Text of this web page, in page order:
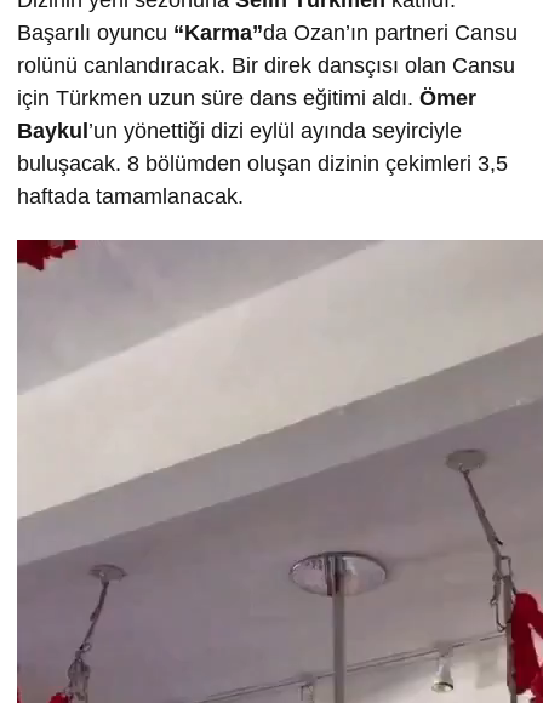
Başarılı oyuncu “Karma”da Ozan’ın partneri Cansu
rolünü canlandıracak. Bir direk dansçısı olan Cansu
için Türkmen uzun süre dans eğitimi aldı. Ömer
Baykul ’un yönettiği dizi eylül ayında seyirciyle
buluşacak. 8 bölümden oluşan dizinin çekimleri 3,5
haftada tamamlanacak.